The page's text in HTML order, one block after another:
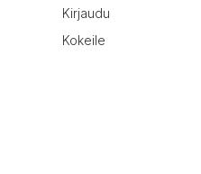
Kirjaudu
Kokeile